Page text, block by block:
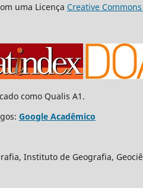
uma Licença Creative
como Qualis A1.
Google Acadêmico
Instituto de Geografia,